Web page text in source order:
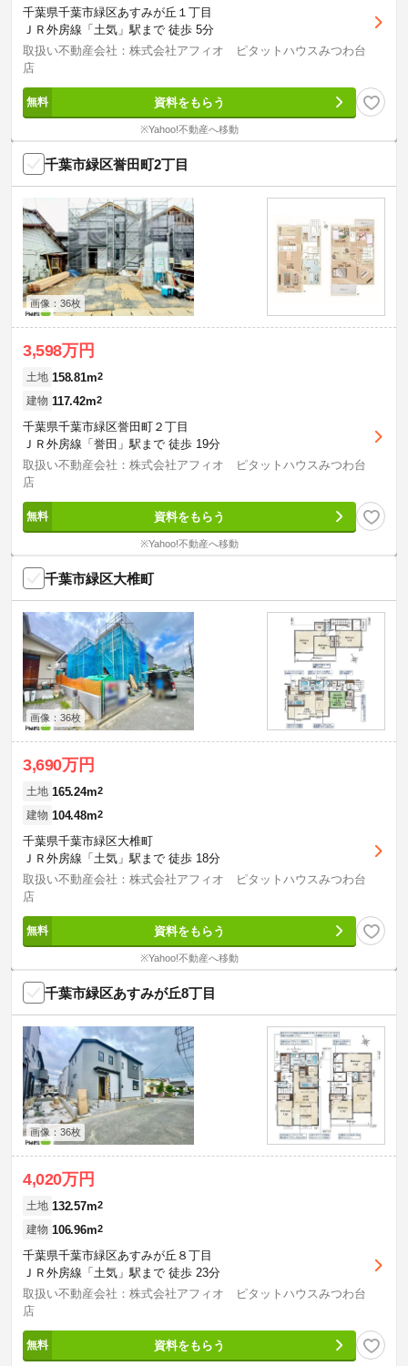
千葉県千葉市緑区あすみが丘１丁目
ＪＲ外房線「土気」駅まで 徒歩 5分
取扱い不動産会社：株式会社アフィオ ピタットハウスみつわ台
店
資料をもらう
※Yahoo!不動産へ移動
千葉市緑区誉田町2丁目
画像：36枚
3,598万円
土地 158.81m2
建物 117.42m2
千葉県千葉市緑区誉田町２丁目
ＪＲ外房線「誉田」駅まで 徒歩 19分
取扱い不動産会社：株式会社アフィオ ピタットハウスみつわ台
店
資料をもらう
※Yahoo!不動産へ移動
千葉市緑区大椎町
画像：36枚
3,690万円
土地 165.24m2
建物 104.48m2
千葉県千葉市緑区大椎町
ＪＲ外房線「土気」駅まで 徒歩 18分
取扱い不動産会社：株式会社アフィオ ピタットハウスみつわ台
店
資料をもらう
※Yahoo!不動産へ移動
千葉市緑区あすみが丘8丁目
画像：36枚
4,020万円
土地 132.57m2
建物 106.96m2
千葉県千葉市緑区あすみが丘８丁目
ＪＲ外房線「土気」駅まで 徒歩 23分
取扱い不動産会社：株式会社アフィオ ピタットハウスみつわ台
店
資料をもらう